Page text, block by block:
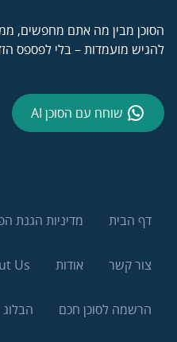
הסוכן מבין מה אתם מחפשים,
להגיש מועמדות – בלי לפספס
שוחח עם הסוכן AI
דף הבית מדיניות הגנת
צור קשר אודות Us
הרשמה לסוכן חכם